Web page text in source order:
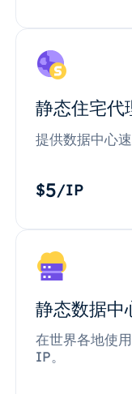
静态住宅代
提供数据中心
$5/IP
静态数据中
在世界各地使
IP。